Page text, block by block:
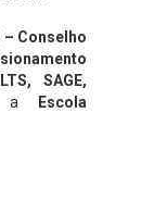
– Conselho
LTS, SAGE,
a
Escola